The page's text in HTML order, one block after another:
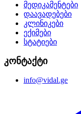
მედიკამენტები
დაავადებები
კლინიკები
ექიმები
სტატიები
კონტაქტი
info@vidal.ge